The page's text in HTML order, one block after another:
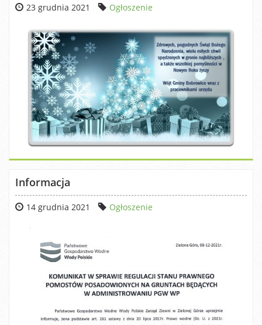
23 grudnia 2021 Ogłoszenie
Informacja
14 grudnia 2021 Ogłoszenie